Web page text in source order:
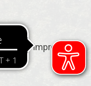
Impressum